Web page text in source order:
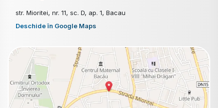
str. Mioritei, nr. 11, sc. D, ap. 1, Bacau
Deschide în Google Maps